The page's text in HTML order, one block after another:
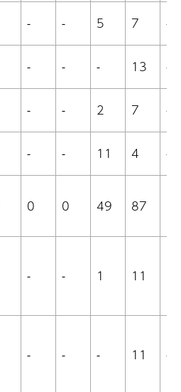
- - 5 7
-
- - - 13
-
- - 2 7
-
- - 11 4 -
0 0 49 87
- - 1 11
- - - 11 -